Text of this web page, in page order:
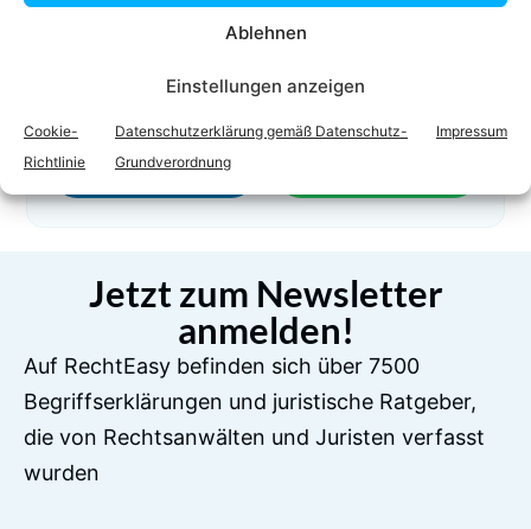
Ablehnen
Einstellungen anzeigen
Cookie-
Richtlinie
Datenschutzerklärung gemäß Datenschutz-
Grundverordnung
Impressum
LinkedIn
Jetzt zum Newsletter
anmelden!
Auf RechtEasy befinden sich über 7500
Begriffserklärungen und juristische Ratgeber,
die von Rechtsanwälten und Juristen verfasst
wurden